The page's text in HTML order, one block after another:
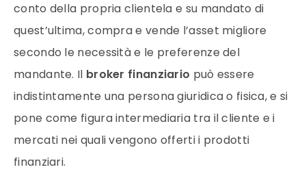
conto della propria clientela e su mandato di
quest’ultima, compra e vende l’asset migliore
secondo le necessità e le preferenze del
mandante. Il broker finanziario può essere
indistintamente una persona giuridica o fisica, e si
pone come figura intermediaria tra il cliente e i
mercati nei quali vengono offerti i prodotti
finanziari.